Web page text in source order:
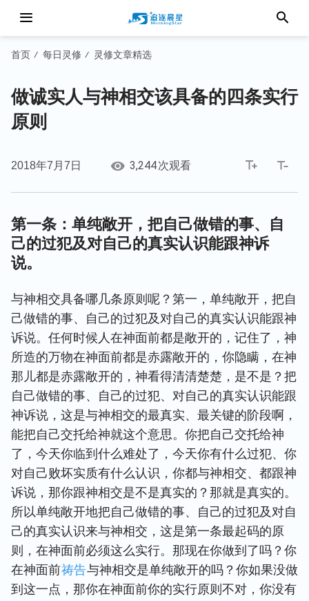
首页 / 每日灵修 / 灵修文章精选
做诚实人与神相交该具备的四条实行
原则
2018年7月7日 3,244次观看
第一条：单纯敞开，把自己做错的事、自
己的过犯及对自己的真实认识能跟神诉
说。
与神相交具备哪几条原则呢？第一，单纯敞开，把自
己做错的事、自己的过犯及对自己的真实认识能跟神
诉说。任何时候人在神面前都是敞开的，记住了，神
所造的万物在神面前都是赤露敞开的，你隐瞒，在神
那儿都是赤露敞开的，神看得清清楚楚，是不是？把
自己做错的事、自己的过犯、对自己的真实认识能跟
神诉说，这是与神相交的最真实、最关键的阶段啊，
能把自己交托给神就这个意思。你把自己交托给神
了，今天你临到什么难处了，今天你有什么过犯、你
对自己败坏实质有什么认识，你都与神相交、都跟神
诉说，那你跟神相交是不是真实的？那就是真实的。
所以单纯敞开地把自己做错的事、自己的过犯及对自
己的真实认识来与神相交，这是第一条最起码的原
则，在神面前必须这么实行。那现在你做到了吗？你
在神面前祷告与神相交是单纯敞开的吗？你如果没做
到这一点，那你在神面前你的实行原则不对，你没有